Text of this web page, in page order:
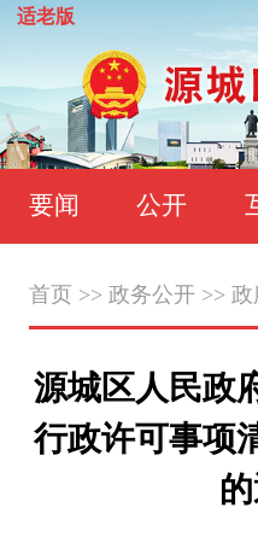
适老版
要闻 公开
首页 >> 政务公开>> 政
源城区人民政
行政许可事项